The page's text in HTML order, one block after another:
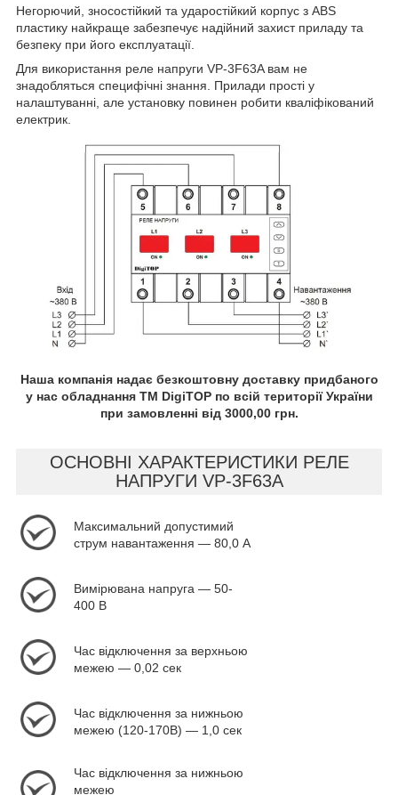
Негорючий, зносостійкий та ударостійкий корпус з ABS
пластику найкраще забезпечує надійний захист приладу та
безпеку при його експлуатації.
Для використання реле напруги VP-3F63A вам не
знадобляться специфічні знання. Прилади прості у
налаштуванні, але установку повинен робити кваліфікований
електрик.
Наша компанія надає безкоштовну доставку придбаного
у нас обладнання TM DigiTOP по всій території України
при замовленні від 3000,00 грн.
ОСНОВНІ ХАРАКТЕРИСТИКИ РЕЛЕ
НАПРУГИ VP-3F63A
Максимальний допустимий
струм навантаження — 80,0 А
Вимірювана напруга — 50-
400 В
Час відключення за верхньою
межею — 0,02 сек
Час відключення за нижньою
межею (120-170В) — 1,0 сек
Час відключення за нижньою
межею